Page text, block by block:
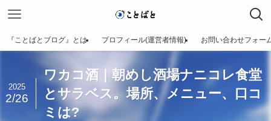
『ことばとブログ』とは プロフィール(運営者情報) お問い合わせフォー
ワカコ酒｜朝めし酒場ナニコレ食堂
とサラベス。場所、メニュー、口コ
ミは?
2025
2/26